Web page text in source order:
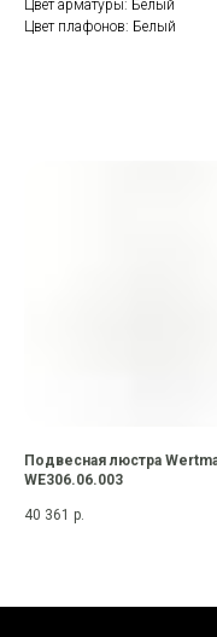
Цвет арматуры: Белый
Цвет плафонов: Белый
Подвесная люстра
WE306.06.003
40 361 р.